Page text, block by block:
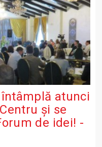
întâmplă atunci
și se
de idei! -